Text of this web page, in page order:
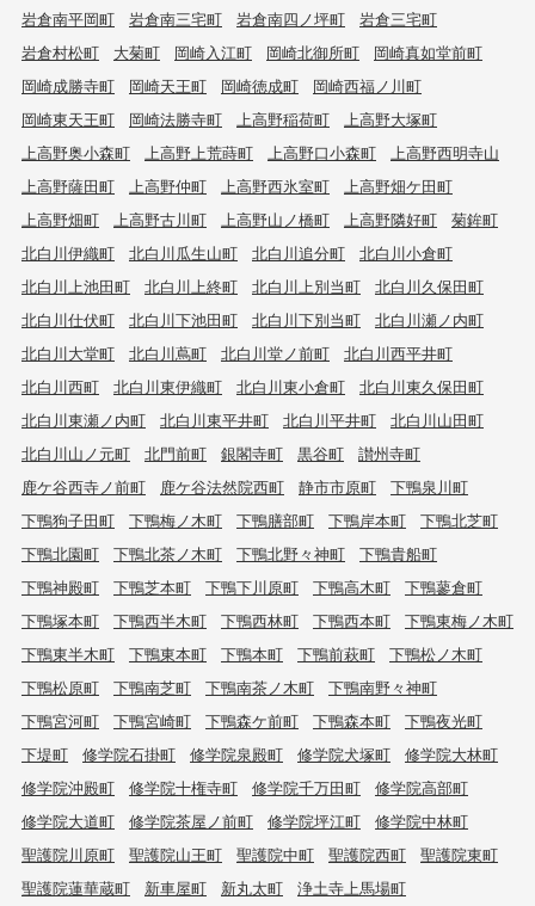
岩倉南平岡町 岩倉南三宅町 岩倉南四ノ坪町
岩倉三宅町
岩倉村松町
大菊町 岡崎入江町 岡崎北御所町
岡崎真如堂前町
岡崎成勝寺町
岡崎天王町 岡崎徳成町
岡崎西福ノ川町
岡崎東天王町
岡崎法勝寺町 上高野稲荷町
上高野大塚町
上高野奥小森町
上高野上荒蒔町 上高野口小森町
上高野西明寺山
上高野薩田町
上高野仲町 上高野西氷室町
上高野畑ケ田町
上高野畑町
上高野古川町 上高野山ノ橋町 上高野隣好町
菊鉾町
北白川伊織町
北白川瓜生山町 北白川追分町
北白川小倉町
北白川上池田町
北白川上終町 北白川上別当町
北白川久保田町
北白川仕伏町
北白川下池田町 北白川下別当町
北白川瀬ノ内町
北白川大堂町
北白川蔦町 北白川堂ノ前町
北白川西平井町
北白川西町
北白川東伊織町 北白川東小倉町
北白川東久保田町
北白川東瀬ノ内町
北白川東平井町 北白川平井町
北白川山田町
北白川山ノ元町
北門前町 銀閣寺町 黒谷町
讃州寺町
鹿ケ谷西寺ノ前町
鹿ケ谷法然院西町 静市市原町
下鴨泉川町
下鴨狗子田町
下鴨梅ノ木町 下鴨膳部町 下鴨岸本町
下鴨北芝町
下鴨北園町
下鴨北茶ノ木町 下鴨北野々神町
下鴨貴船町
下鴨神殿町
下鴨芝本町 下鴨下川原町 下鴨高木町
下鴨蓼倉町
下鴨塚本町
下鴨西半木町 下鴨西林町 下鴨西本町
下鴨東梅ノ木町
下鴨東半木町
下鴨東本町 下鴨本町 下鴨前萩町
下鴨松ノ木町
下鴨松原町
下鴨南芝町 下鴨南茶ノ木町
下鴨南野々神町
下鴨宮河町
下鴨宮崎町 下鴨森ケ前町 下鴨森本町
下鴨夜光町
下堤町
修学院石掛町 修学院泉殿町 修学院犬塚町
修学院大林町
修学院沖殿町
修学院十権寺町 修学院千万田町
修学院高部町
修学院大道町
修学院茶屋ノ前町 修学院坪江町
修学院中林町
聖護院川原町
聖護院山王町 聖護院中町 聖護院西町
聖護院東町
聖護院蓮華蔵町
新車屋町 新丸太町
浄土寺上馬場町